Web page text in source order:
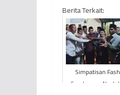
Berita Terkait:
Simpatisan
Sarolangun